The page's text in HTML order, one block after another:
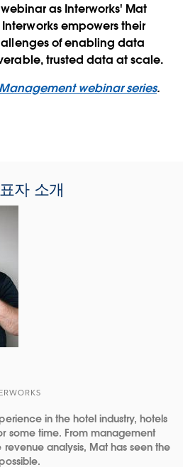
as Interworks' Mat
empowers their
of enabling data
trusted data at scale.
webinar series.
자 소개
in the hotel industry, hotels
some time. From management
analysis, Mat has seen the